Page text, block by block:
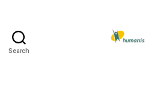
Search